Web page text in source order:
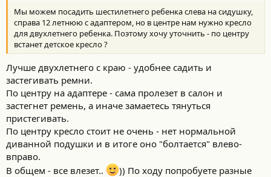
Мы можем посадить шестилетнего ребенка слева на сидушку,
справа 12 летнюю с адаптером, но в центре нам нужно кресло
для двухлетнего ребенка. Поэтому хочу уточнить - по центру
встанет детское кресло ?
Лучше двухлетнего с краю - удобнее садить и
застегивать ремни.
По центру на адаптере - сама пролезет в салон и
застегнет ремень, а иначе замаетесь тянуться
пристегивать.
По центру кресло стоит не очень - нет нормальной
диванной подушки и в итоге оно "болтается" влево-
вправо.
В общем - все влезет..
)) По ходу попробуете разные